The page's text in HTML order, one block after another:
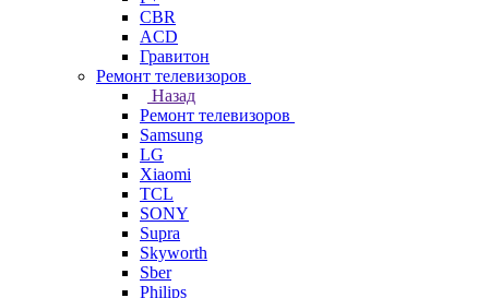
CBR
ACD
Гравитон
Ремонт телевизоров
Назад
Ремонт телевизоров
Samsung
LG
Xiaomi
TCL
SONY
Supra
Skyworth
Sber
Philips